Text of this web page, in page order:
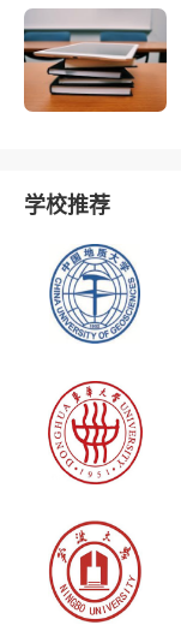
学校推荐